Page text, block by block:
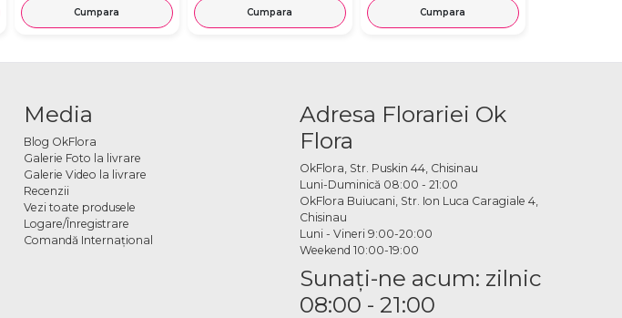
Cumpara Cumpara Cumpara
Media
Blog OkFlora
Galerie Foto la livrare
Galerie Video la livrare
Recenzii
Vezi toate produsele
Logare/Înregistrare
Comandă Internațional
Adresa Florariei Ok
Flora
OkFlora, Str. Puskin 44, Chisinau
Luni-Duminică 08:00 - 21:00
OkFlora Buiucani, Str. Ion Luca Caragiale 4,
Chisinau
Luni - Vineri 9:00-20:00
Weekend 10:00-19:00
Sunaţi-ne acum: zilnic
08:00 - 21:00